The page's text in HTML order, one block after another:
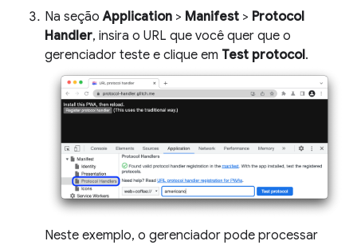
Na seçãoApplication > Manifest > Protocol
Handler, insira o URL que você quer que o
gerenciador teste e clique em Test protocol.
Neste exemplo, o gerenciador pode processar